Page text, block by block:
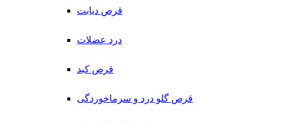
قرص دیابت
درد عضلات
قرص کبد
قرص گلو درد و سرماخوردگی